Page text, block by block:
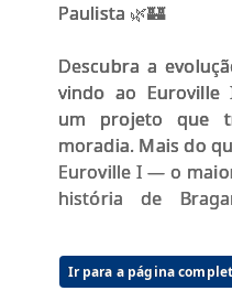
Paulista 🌿🏰
Descubra a
vindo ao Euroville
um projeto que
moradia. Mais do
Euroville I — o
história de
conceito Eco
parque ecológico
Ir para a página